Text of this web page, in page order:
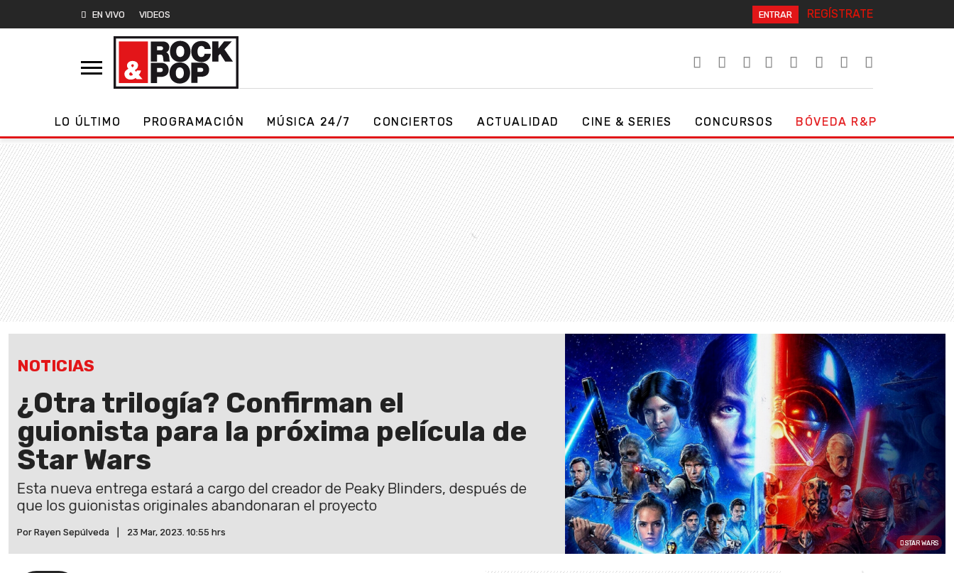
EN VIVO VIDEOS ENTRAR REGÍSTRATE
LO ÚLTIMO PROGRAMACIÓN MÚSICA 24/7 CONCIERTOS ACTUALIDAD CINE & SERIES CONCURSOS BÓVEDA R&P
NOTICIAS
¿Otra trilogía? Confirman el
guionista para la próxima película de
Star Wars
Esta nueva entrega estará a cargo del creador de Peaky Blinders, después de
que los guionistas originales abandonaran el proyecto
Por Rayen Sepúlveda 23 Mar, 2023. 10:55 hrs
STAR WARS